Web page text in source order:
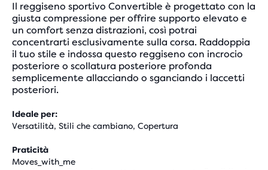
Il reggiseno sportivo Convertible è progettato con la
giusta compressione per offrire supporto elevato e
un comfort senza distrazioni, così potrai
concentrarti esclusivamente sulla corsa. Raddoppia
il tuo stile e indossa questo reggiseno con incrocio
posteriore o scollatura posteriore profonda
semplicemente allacciando o sganciando i laccetti
posteriori.
Ideale per:
Versatilità, Stili che cambiano, Copertura
Praticità
Moves_with_me